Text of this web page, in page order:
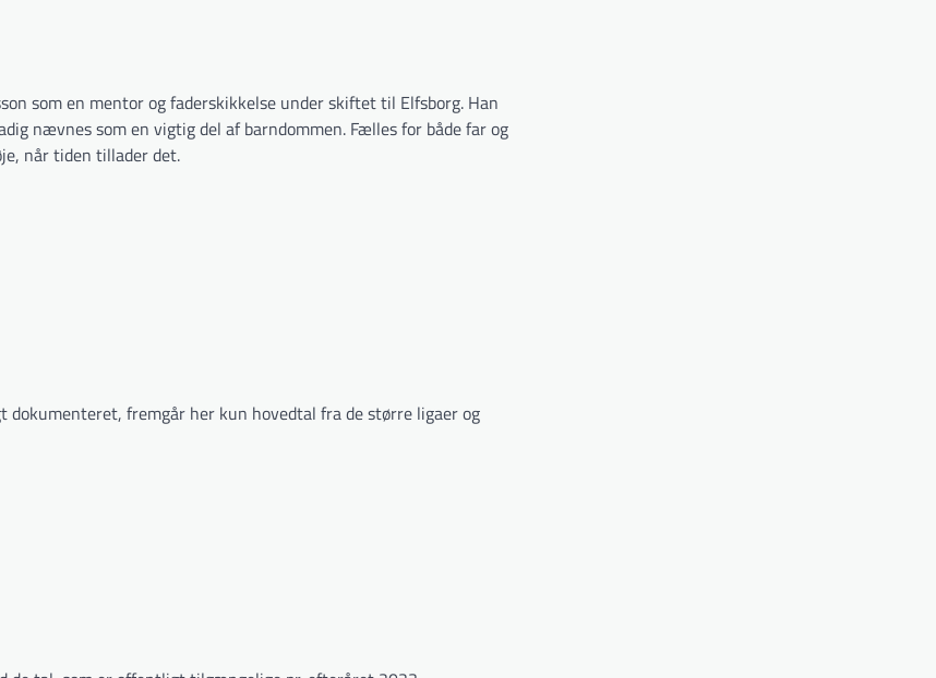
som en mentor og faderskikkelse under skiftet til Elfsborg. Han
nævnes som en vigtig del af barndommen. Fælles for både far og
når tiden tillader det.
fremgår her kun hovedtal fra de større ligaer og